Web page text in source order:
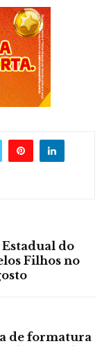
do
Filhos no
de formatura